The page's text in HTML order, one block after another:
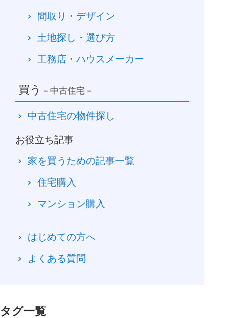
間取り・デザイン
土地探し・選び方
工務店・ハウスメーカー
買う －中古住宅－
中古住宅の物件探し
お役立ち記事
家を買うための記事一覧
住宅購入
マンション購入
はじめての方へ
よくある質問
タグ一覧